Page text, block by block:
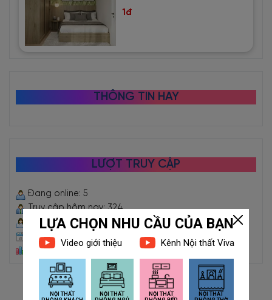
1đ
THÔNG TIN HAY
LƯỢT TRUY CẬP
Đang online: 5
Truy cập hôm nay: 324
Truy cập hôm qua: 5068
Truy cập trong tháng: 58080
Tổng truy cập: 2471649